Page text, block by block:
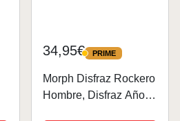
34,95€ PRIME
PRIME
Morph Disfraz Rockero
Hombre, Disfraz Años